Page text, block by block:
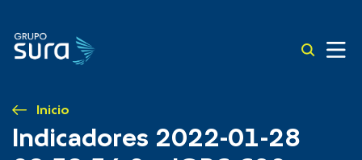
Inicio
Indicadores 2022-01-28